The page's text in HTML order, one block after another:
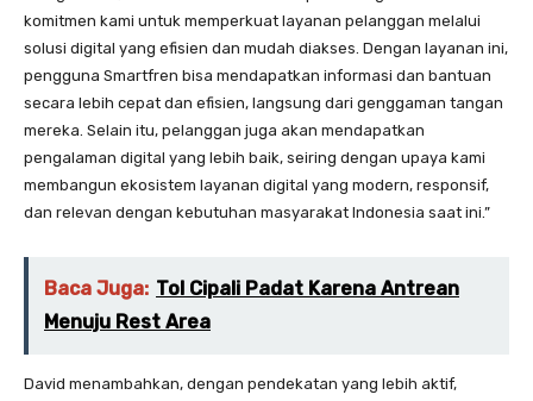
komitmen kami untuk memperkuat layanan pelanggan melalui
solusi digital yang efisien dan mudah diakses. Dengan layanan ini,
pengguna Smartfren bisa mendapatkan informasi dan bantuan
secara lebih cepat dan efisien, langsung dari genggaman tangan
mereka. Selain itu, pelanggan juga akan mendapatkan
pengalaman digital yang lebih baik, seiring dengan upaya kami
membangun ekosistem layanan digital yang modern, responsif,
dan relevan dengan kebutuhan masyarakat Indonesia saat ini.”
Baca Juga: Tol Cipali Padat Karena Antrean
Menuju Rest Area
David menambahkan, dengan pendekatan yang lebih aktif,